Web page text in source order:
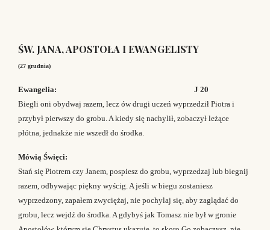
ŚW. JANA, APOSTOŁA I EWANGELISTY
(27 grudnia)
Ewangelia: J 20
Biegli oni obydwaj razem, lecz ów drugi uczeń wyprzedził Piotra i
przybył pierwszy do grobu. A kiedy się nachylił, zobaczył leżące
płótna, jednakże nie wszedł do środka.
Mówią Święci:
Stań się Piotrem czy Janem, pospiesz do grobu, wyprzedzaj lub biegnij
razem, odbywając piękny wyścig. A jeśli w biegu zostaniesz
wyprzedzony, zapałem zwyciężaj, nie pochylaj się, aby zaglądać do
grobu, lecz wejdź do środka. A gdybyś jak Tomasz nie był w gronie